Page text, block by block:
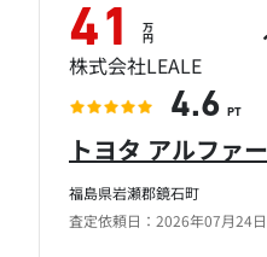
福島県岩瀬郡鏡石町
査定依頼日：2026年07月24日
トヨタ アルファ
41 万
円
株式会社LEALE
4.6 PT